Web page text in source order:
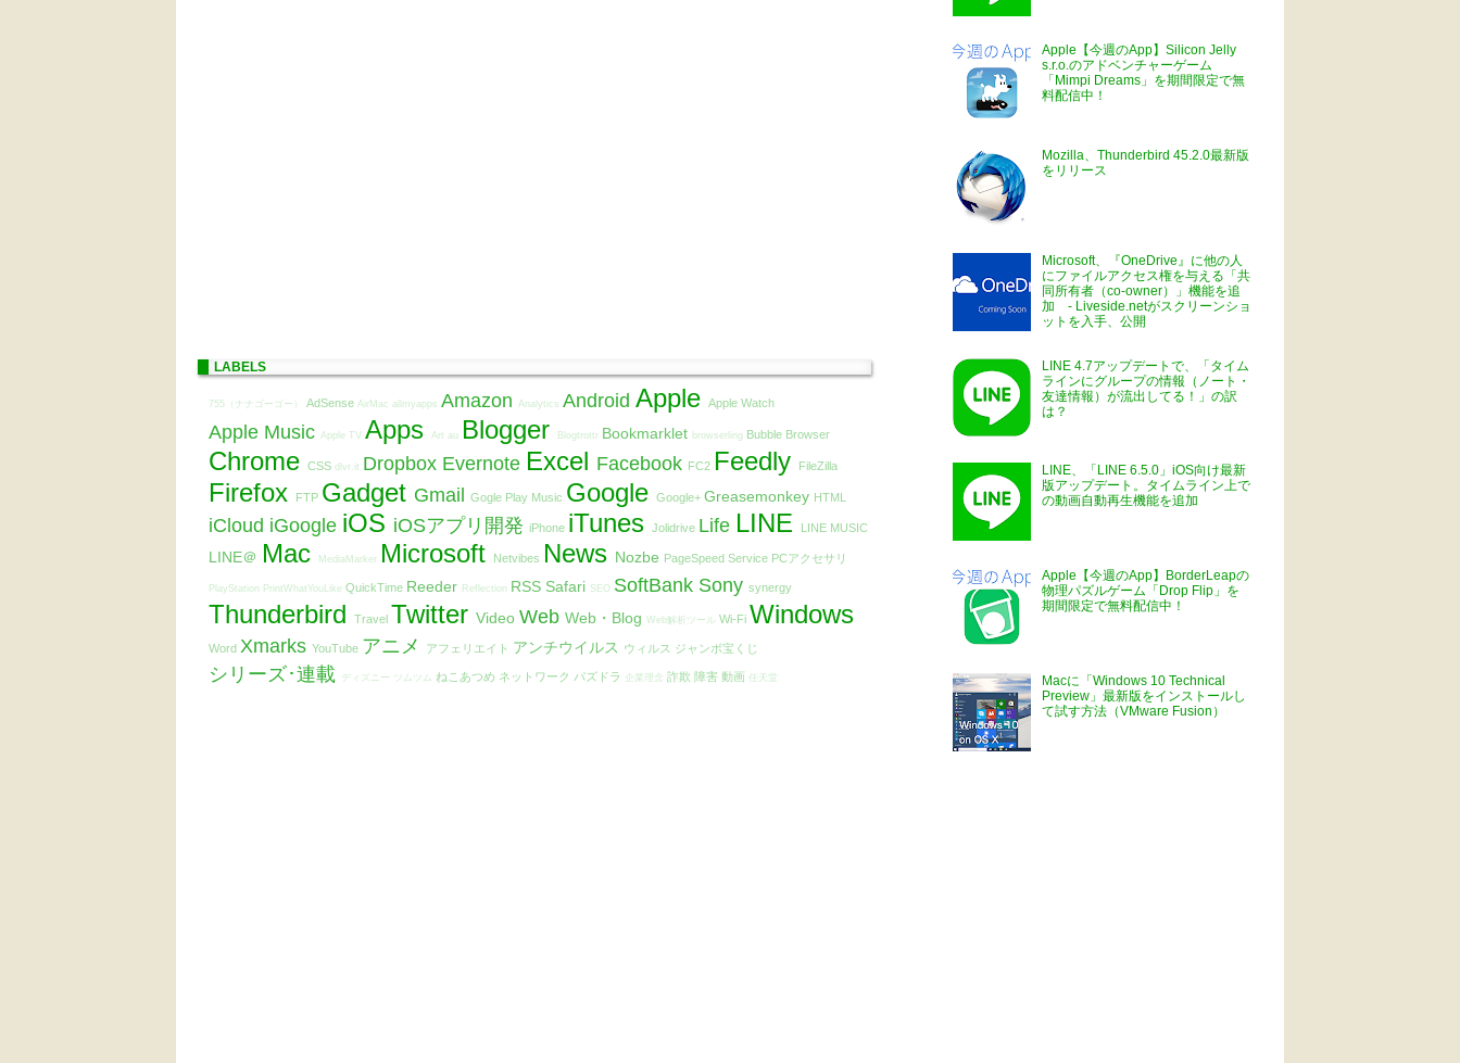
LABELS
755（ナナゴーゴー） AdSense AirMac allmyapps Amazon Analytics Android Apple Apple Watch
Apple Music Apple TV Apps Art au Blogger Blogtrottr Bookmarklet browserling Bubble Browser
Chrome CSS dlvr.it Dropbox Evernote Excel Facebook FC2 Feedly FileZilla
Firefox FTP Gadget Gmail Gogle Play Music Google Google+ Greasemonkey HTML
iCloud iGoogle iOS iOSアプリ開発 iPhone iTunes Jolidrive Life LINE LINE MUSIC
LINE＠ Mac MediaMarker Microsoft Netvibes News Nozbe PageSpeed Service PCアクセサリ
PlayStation PrintWhatYouLike QuickTime Reeder Reflection RSS Safari SEO SoftBank Sony synergy
Thunderbird Travel Twitter Video Web Web・Blog Web解析ツール Wi-Fi Windows
Word Xmarks YouTube アニメ アフェリエイト アンチウイルス ウィルス ジャンボ宝くじ
シリーズ･連載 ディズニー ツムツム ねこあつめ ネットワーク パズドラ 企業理念 詐欺 障害 動画 任天堂
Apple【今週のApp】Silicon Jelly
s.r.o.のアドベンチャーゲーム
「Mimpi Dreams」を期間限定で無
料配信中！
Mozilla、Thunderbird 45.2.0最新版
をリリース
Microsoft、『OneDrive』に他の人
にファイルアクセス権を与える「共
同所有者（co-owner）」機能を追
加 - Liveside.netがスクリーンショ
ットを入手、公開
LINE 4.7アップデートで、「タイム
ラインにグループの情報（ノート・
友達情報）が流出してる！」の訳
は？
LINE、「LINE 6.5.0」iOS向け最新
版アップデート。タイムライン上で
の動画自動再生機能を追加
Apple【今週のApp】BorderLeapの
物理パズルゲーム「Drop Flip」を
期間限定で無料配信中！
Macに「Windows 10 Technical
Preview」最新版をインストールし
て試す方法（VMware Fusion）